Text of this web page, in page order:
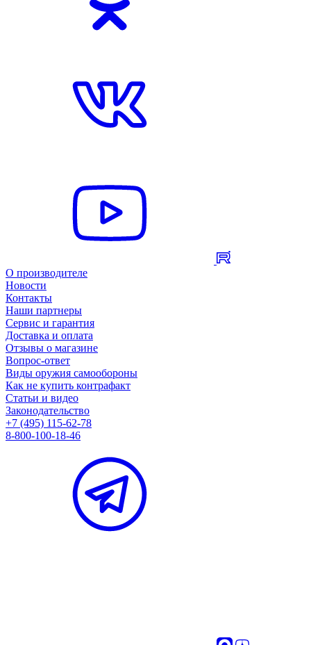
О производителе
Новости
Контакты
Наши партнеры
Сервис и гарантия
Доставка и оплата
Отзывы о магазине
Вопрос-ответ
Виды оружия самообороны
Как не купить контрафакт
Статьи и видео
Законодательство
+7 (495) 115-62-78
8-800-100-18-46